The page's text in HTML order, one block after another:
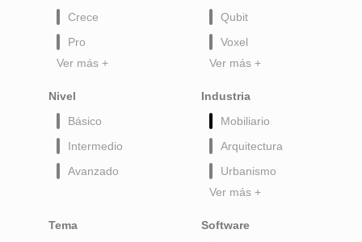
Crece
Pro
Ver más +
Qubit
Voxel
Ver más +
Nivel
Básico
Intermedio
Avanzado
Industria
Mobiliario
Arquitectura
Urbanismo
Ver más +
Tema
Software